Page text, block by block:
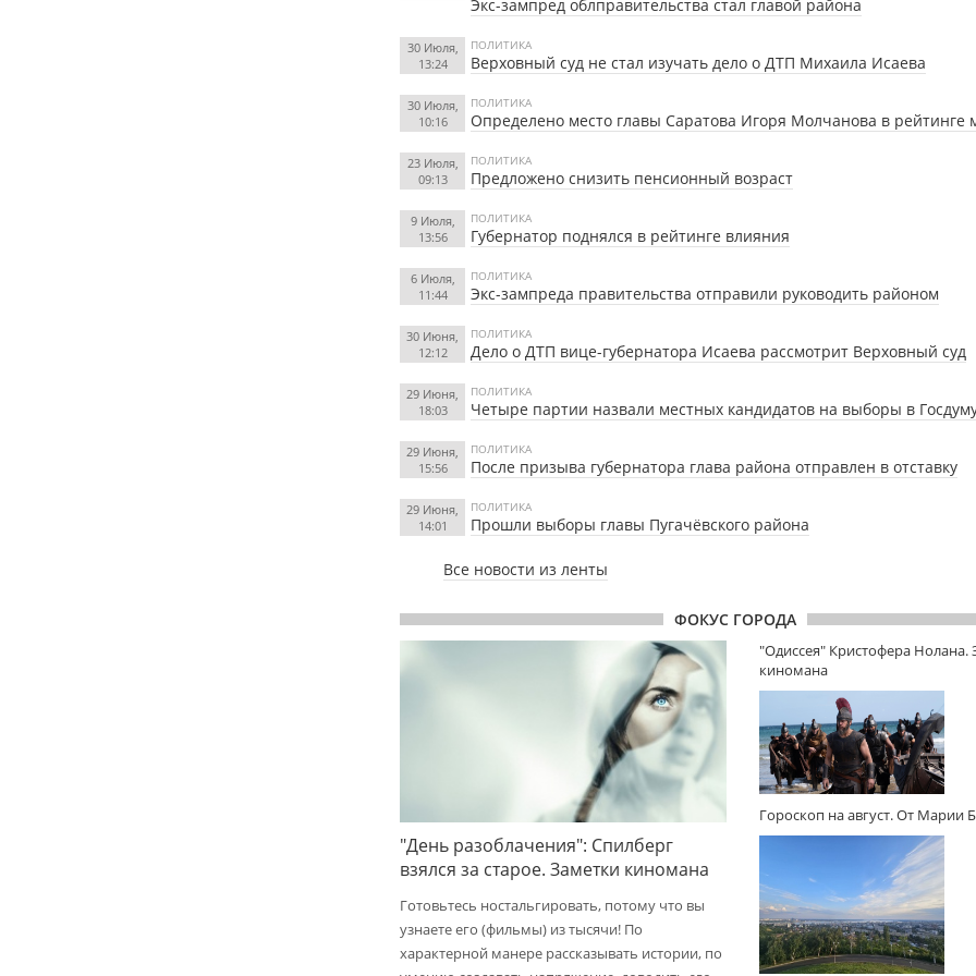
Экс-зампред облправительства стал главой района
30 Июля,
13:24
ПОЛИТИКА
Верховный суд не стал изучать дело о ДТП Михаила Исаева
30 Июля,
10:16
ПОЛИТИКА
Определено место главы Саратова Игоря Молчанова в рейтинге
23 Июля,
09:13
ПОЛИТИКА
Предложено снизить пенсионный возраст
9 Июля,
13:56
ПОЛИТИКА
Губернатор поднялся в рейтинге влияния
6 Июля,
11:44
ПОЛИТИКА
Экс-зампреда правительства отправили руководить районом
30 Июня,
12:12
ПОЛИТИКА
Дело о ДТП вице-губернатора Исаева рассмотрит Верховный суд
29 Июня,
18:03
ПОЛИТИКА
Четыре партии назвали местных кандидатов на выборы в
29 Июня,
15:56
ПОЛИТИКА
После призыва губернатора глава района отправлен в отставку
29 Июня,
14:01
ПОЛИТИКА
Прошли выборы главы Пугачёвского района
Все новости из ленты
ФОКУС ГОРОДА
"День разоблачения": Спилберг
взялся за старое. Заметки киномана
Готовьтесь ностальгировать, потому что вы
узнаете его (фильмы) из тысячи! По
характерной манере рассказывать истории, по
"Одиссея" Кристофера Нолана.
киномана
Гороскоп на август. От Марии